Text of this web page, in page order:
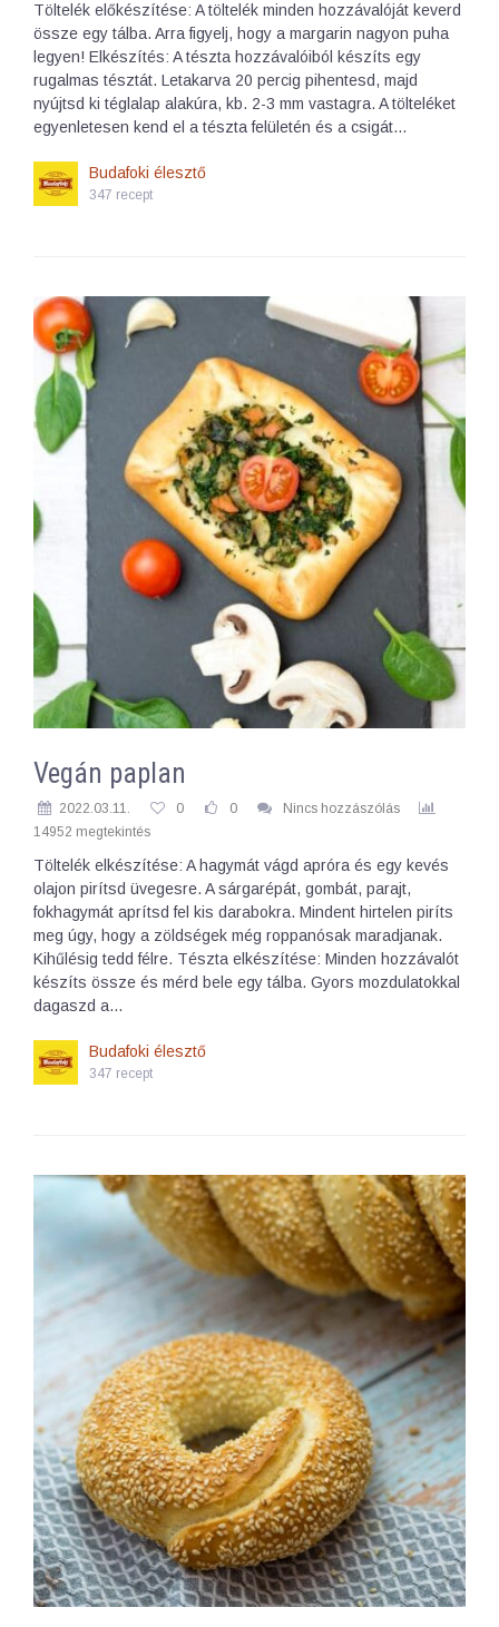
Töltelék előkészítése: A töltelék minden hozzávalóját keverd
össze egy tálba. Arra figyelj, hogy a margarin nagyon puha
legyen! Elkészítés: A tészta hozzávalóiból készíts egy
rugalmas tésztát. Letakarva 20 percig pihentesd, majd
nyújtsd ki téglalap alakúra, kb. 2-3 mm vastagra. A tölteléket
egyenletesen kend el a tészta felületén és a csigát…
Budafoki élesztő
347 recept
Vegán paplan
2022.03.11. 0 0
Nincs hozzászólás
14952 megtekintés
Töltelék elkészítése: A hagymát vágd apróra és egy kevés
olajon pirítsd üvegesre. A sárgarépát, gombát, parajt,
fokhagymát aprítsd fel kis darabokra. Mindent hirtelen piríts
meg úgy, hogy a zöldségek még roppanósak maradjanak.
Kihűlésig tedd félre. Tészta elkészítése: Minden hozzávalót
készíts össze és mérd bele egy tálba. Gyors mozdulatokkal
dagaszd a…
Budafoki élesztő
347 recept